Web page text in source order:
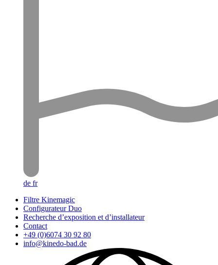
de fr
Filtre Kinemagic
Configurateur Duo
Recherche d’exposition et d’installateur
Contact
+49 (0)6074 30 92 80
info@kinedo-bad.de